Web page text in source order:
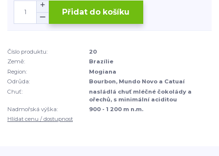
Přidat do košíku
Číslo produktu:
20
Země:
Brazílie
Region:
Mogiana
Odrůda:
Bourbon, Mundo Novo a Catuaí
Chuť:
nasládlá chuť mléčné čokolády a
ořechů, s minimální aciditou
Nadmořská výška:
900 - 1 200 m n.m.
Hlídat cenu / dostupnost